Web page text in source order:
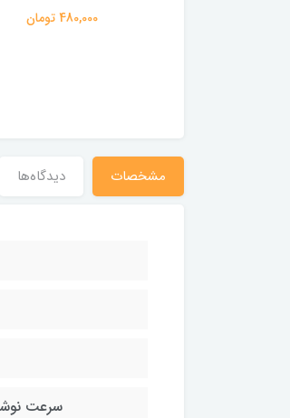
480,000 تومان
مشخصات دیدگاه‌ها
سرعت